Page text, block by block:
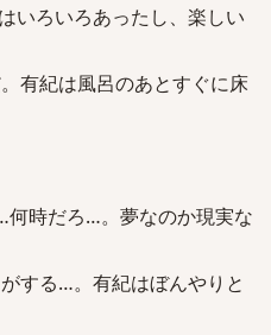
いろいろあったし、楽しい
有紀は風呂のあとすぐに床
時だろ…。夢なのか現実な
する…。有紀はぼんやりと